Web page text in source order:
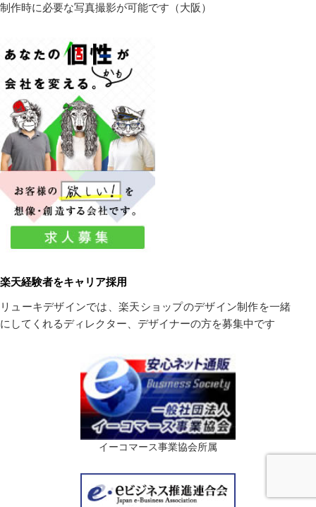
制作時に必要な写真撮影が可能です（大阪）
楽天経験者をキャリア採用
リューキデザインでは、楽天ショップのデザイン制作を一緒
にしてくれるディレクター、デザイナーの方を募集中です
イーコマース事業協会所属